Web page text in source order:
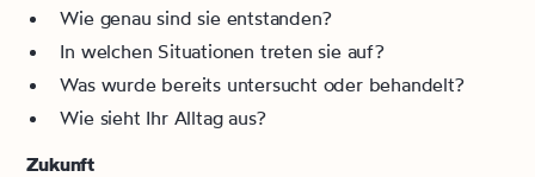
Wie genau sind sie entstanden?
In welchen Situationen treten sie auf?
Was wurde bereits untersucht oder behandelt?
Wie sieht Ihr Alltag aus?
Zukunft